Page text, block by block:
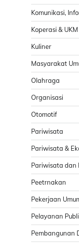
Komunikasi,
Koperasi & UKM
Kuliner
Masyarakat
Olahraga
Organisasi
Otomotif
Pariwisata
Pariwisata &
Pariwisata dan
Peetrnakan
Pekerjaan
Pelayanan
Pembangunan